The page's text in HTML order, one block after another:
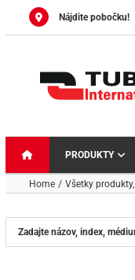
Nájdite pobočku!
PRODUKTY
Home Všetky produkty